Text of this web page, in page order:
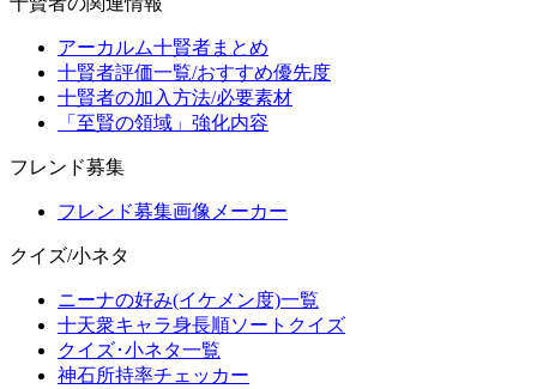
アーカルム十賢者まとめ
十賢者評価一覧/おすすめ優先度
十賢者の加入方法/必要素材
「至賢の領域」強化内容
フレンド募集
フレンド募集画像メーカー
クイズ/小ネタ
ニーナの好み(イケメン度)一覧
十天衆キャラ身長順ソートクイズ
クイズ･小ネタ一覧
神石所持率チェッカー